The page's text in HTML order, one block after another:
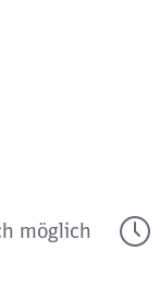
möglich